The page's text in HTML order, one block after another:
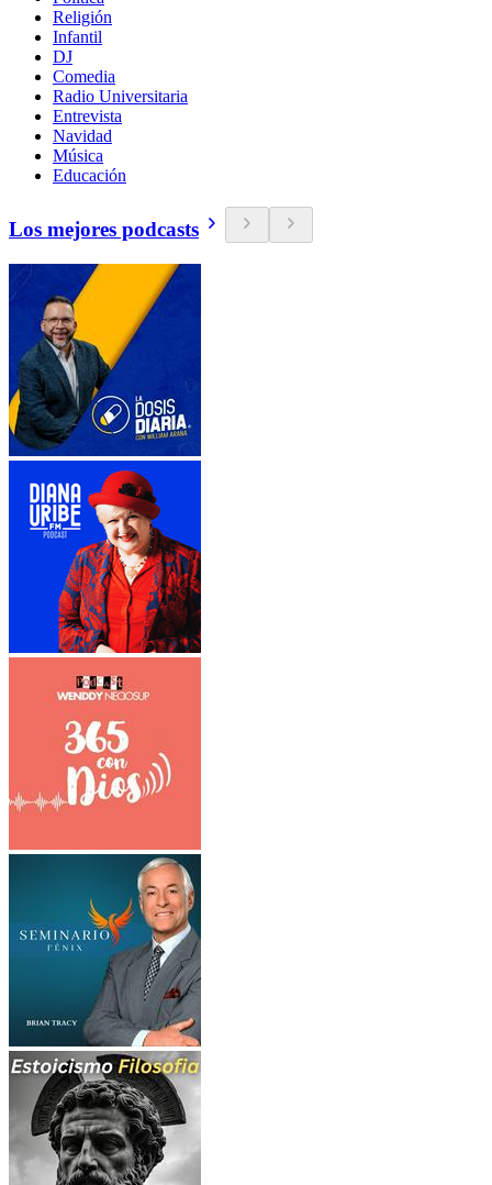
Religión
Infantil
DJ
Comedia
Radio Universitaria
Entrevista
Navidad
Música
Educación
Los mejores podcasts